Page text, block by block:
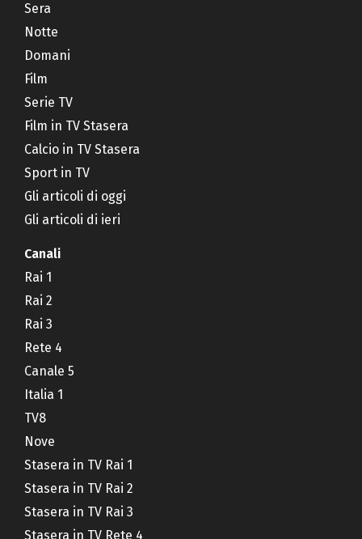
Sera
Notte
Domani
Film
Serie TV
Film in TV Stasera
Calcio in TV Stasera
Sport in TV
Gli articoli di oggi
Gli articoli di ieri
Canali
Rai 1
Rai 2
Rai 3
Rete 4
Canale 5
Italia 1
TV8
Nove
Stasera in TV Rai 1
Stasera in TV Rai 2
Stasera in TV Rai 3
Stasera in TV Rete 4